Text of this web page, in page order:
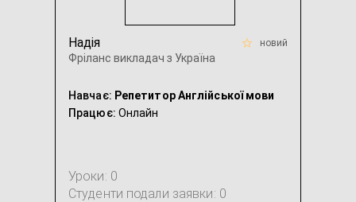
Надія
Фріланс викладач з Україна
новий
Навчає: Репетитор Англійської мови
Працює: Онлайн
Уроки: 0
Студенти подали заявки: 0